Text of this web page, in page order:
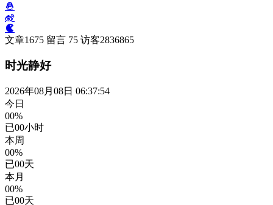
文章1675 留言 75 访客2836865
时光静好
2026年08月08日 06:37:55
今日
00%
已00小时
本周
00%
已00天
本月
00%
已00天